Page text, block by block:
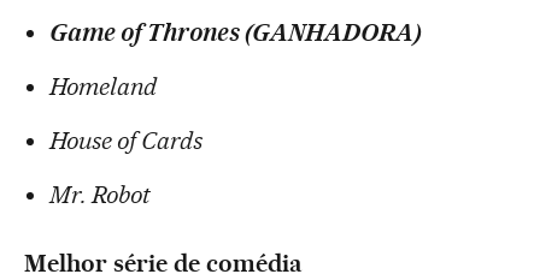
Game of Thrones (GANHADORA)
Homeland
House of Cards
Mr. Robot
Melhor série de comédia